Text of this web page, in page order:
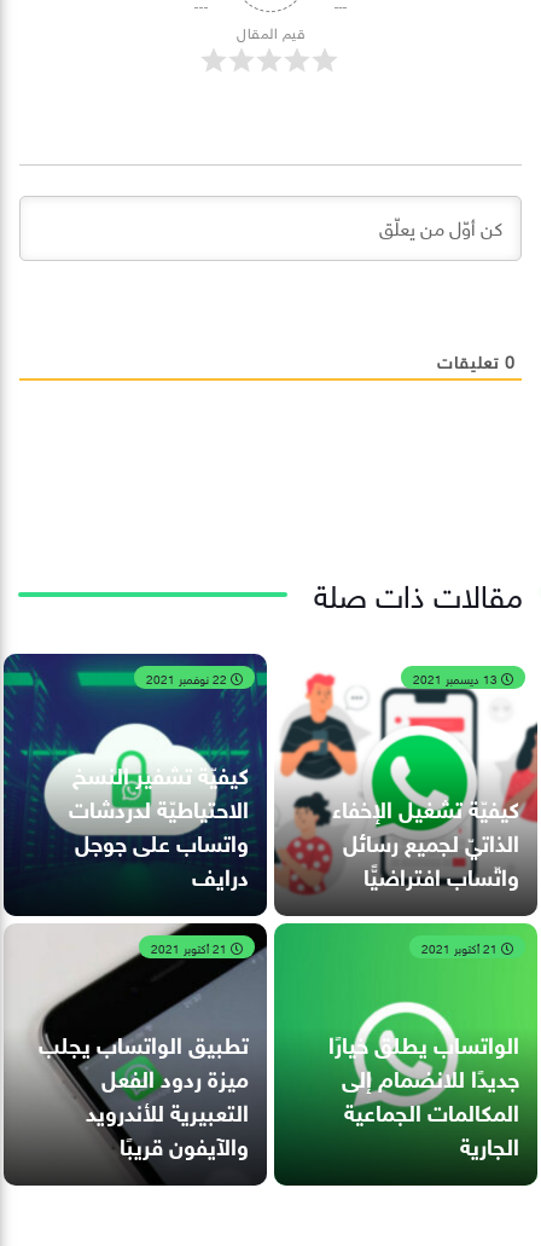
قيم المقال
0 تعليقات
مقالات ذات صلة
كيفيّة تشغيل الإخفاء
الذاتيّ لجميع رسائل
واتّساب افتراضيًّا
كيفيّة تشفير النسخ
الاحتياطيّة لدردشات
واتساب على جوجل
درايف
الواتساب يطلق خيارًا
جديدًا للانضمام إلى
المكالمات الجماعية
الجارية
تطبيق الواتساب يجلب
ميزة ردود الفعل
التعبيرية للأندرويد
والآيفون قريبًا